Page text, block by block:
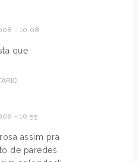
- 10:08
que
- 10:55
assim pra
de paredes